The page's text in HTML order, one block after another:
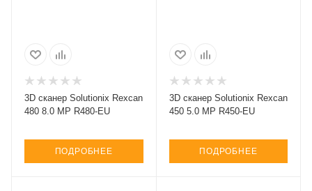
3D сканер Solutionix Rexcan
480 8.0 MP R480-EU
ПОДРОБНЕЕ
3D сканер Solutionix Rexcan
450 5.0 MP R450-EU
ПОДРОБНЕЕ